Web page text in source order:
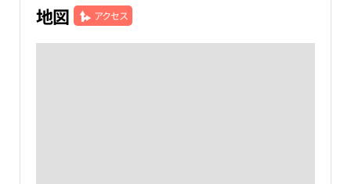
地図 アクセス